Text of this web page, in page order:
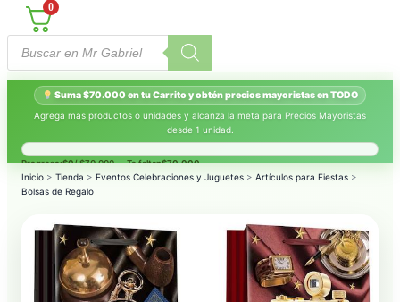
0
Búsqueda
productos
Suma $70.000 en tu Carrito y obtén precios mayoristas en TODO
Agrega mas productos o unidades y alcanza la meta para Precios Mayoristas
desde 1 unidad.
Progreso:$0/ $70.000 — Te faltan$70.000.
Inicio > Tienda > Eventos Celebraciones y Juguetes > Artículos para Fiestas >
Bolsas de Regalo